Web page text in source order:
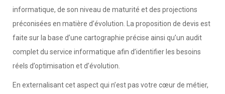
informatique, de son niveau de maturité et des projections
préconisées en matière d’évolution. La proposition de devis est
faite sur la base d’une cartographie précise ainsi qu’un audit
complet du service informatique afin d’identifier les besoins
réels d’optimisation et d’évolution.
En externalisant cet aspect qui n’est pas votre cœur de métier,